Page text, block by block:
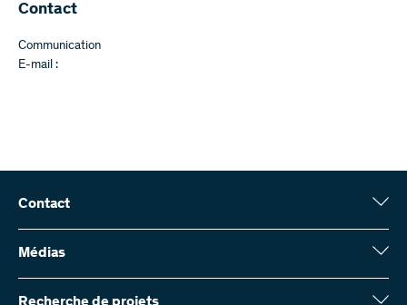
Contact
Communication
E-mail :
Contact
Fonds national suisse (FNS)
Wildhainweg 3
Médias
Service de presse
Rapport annuel